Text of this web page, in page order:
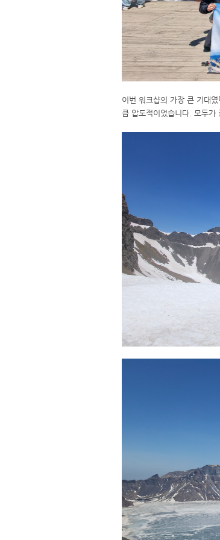
이번 워크샵의 가장 큰 기대
큼 압도적이었습니다. 모두가